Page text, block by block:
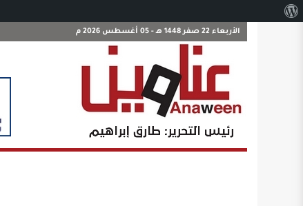
الأربعاء 22 صفر 1448 هـ - 05 أغسطس 2026 م